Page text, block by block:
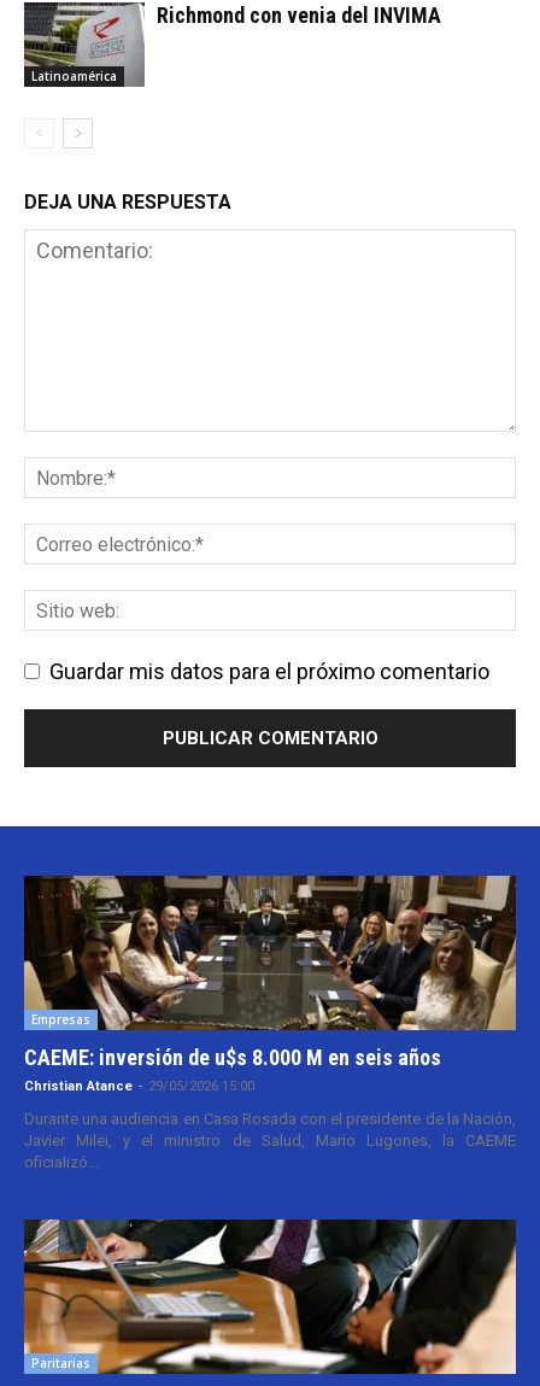
Latinoamérica
Richmond con venia del INVIMA
DEJA UNA RESPUESTA
Guardar mis datos para el próximo comentario
Empresas
CAEME: inversión de u$s 8.000 M en seis años
Christian Atance - 29/05/2026 15:00
Durante una audiencia en Casa Rosada con el presidente de la Nación,
Javier Milei, y el ministro de Salud, Mario Lugones, la CAEME
oficializó...
Paritarias